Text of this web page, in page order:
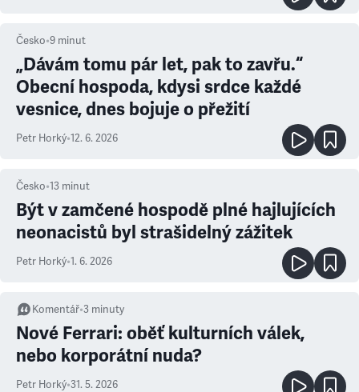
Česko•9 minut
„Dávám tomu pár let, pak to zavřu.“
Obecní hospoda, kdysi srdce každé
vesnice, dnes bojuje o přežití
Petr Horký•12. 6. 2026
Česko•13 minut
Být v zamčené hospodě plné hajlujících
neonacistů byl strašidelný zážitek
Petr Horký•1. 6. 2026
Komentář•3 minuty
Nové Ferrari: oběť kulturních válek,
nebo korporátní nuda?
Petr Horký•31. 5. 2026